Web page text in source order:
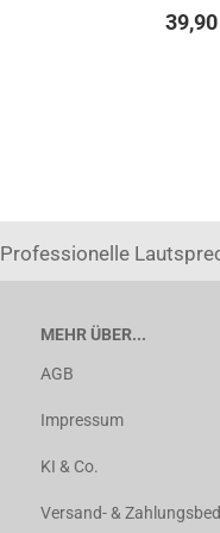
39,90
Professionelle
MEHR ÜBER...
AGB
Impressum
KI & Co.
Versand- &